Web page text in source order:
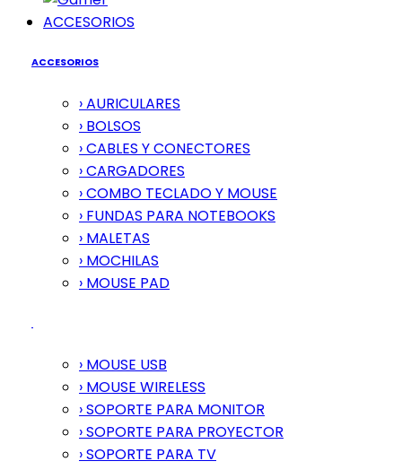
ACCESORIOS
ACCESORIOS
› AURICULARES
› BOLSOS
› CABLES Y CONECTORES
› CARGADORES
› COMBO TECLADO Y MOUSE
› FUNDAS PARA NOTEBOOKS
› MALETAS
› MOCHILAS
› MOUSE PAD
› MOUSE USB
› MOUSE WIRELESS
› SOPORTE PARA MONITOR
› SOPORTE PARA PROYECTOR
› SOPORTE PARA TV